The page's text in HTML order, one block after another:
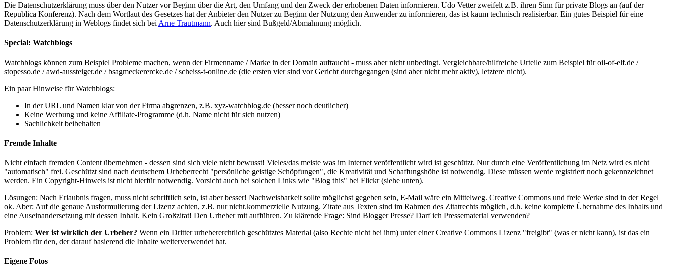
Die Datenschutzerklärung muss über den Nutzer vor Beginn über die Art, den Umfang und den Zweck der erhobenen Daten informieren. Udo Vetter zweifelt z.B. ihren Sinn für private Blogs an (auf der
Republica Konferenz). Nach dem Wortlaut des Gesetzes hat der Anbieter den Nutzer zu Beginn der Nutzung den Anwender zu informieren, das ist kaum technisch realisierbar. Ein gutes Beispiel für eine
Datenschutzerklärung in Weblogs findet sich bei Arne Trautmann. Auch hier sind Bußgeld/Abmahnung möglich.
Special: Watchblogs
Watchblogs können zum Beispiel Probleme machen, wenn der Firmenname / Marke in der Domain auftaucht - muss aber nicht unbedingt. Vergleichbare/hilfreiche Urteile zum Beispiel für oil-of-elf.de /
stopesso.de / awd-aussteiger.de / bsagmeckerercke.de / scheiss-t-online.de (die ersten vier sind vor Gericht durchgegangen (sind aber nicht mehr aktiv), letztere nicht).
Ein paar Hinweise für Watchblogs:
In der URL und Namen klar von der Firma abgrenzen, z.B. xyz-watchblog.de (besser noch deutlicher)
Keine Werbung und keine Affiliate-Programme (d.h. Name nicht für sich nutzen)
Sachlichkeit beibehalten
Fremde Inhalte
Nicht einfach fremden Content übernehmen - dessen sind sich viele nicht bewusst! Vieles/das meiste was im Internet veröffentlicht wird ist geschützt. Nur durch eine Veröffentlichung im Netz wird es nicht
"automatisch" frei. Geschützt sind nach deutschem Urheberrecht "persönliche geistige Schöpfungen", die Kreativität und Schaffungshöhe ist notwendig. Diese müssen werde registriert noch gekennzeichnet
werden. Ein Copyright-Hinweis ist nicht hierfür notwendig. Vorsicht auch bei solchen Links wie "Blog this" bei Flickr (siehe unten).
Lösungen: Nach Erlaubnis fragen, muss nicht schriftlich sein, ist aber besser! Nachweisbarkeit sollte möglichst gegeben sein, E-Mail wäre ein Mittelweg. Creative Commons und freie Werke sind in der Regel
ok. Aber: Auf die genaue Ausformulierung der Lizenz achten, z.B. nur nicht.kommerzielle Nutzung. Zitate aus Texten sind im Rahmen des Zitatrechts möglich, d.h. keine komplette Übernahme des Inhalts und
eine Auseinandersetzung mit dessen Inhalt. Kein Großzitat! Den Urheber mit aufführen. Zu klärende Frage: Sind Blogger Presse? Darf ich Pressematerial verwenden?
Problem: Wer ist wirklich der Urbeher? Wenn ein Dritter urhebererchtlich geschütztes Material (also Rechte nicht bei ihm) unter einer Creative Commons Lizenz "freigibt" (was er nicht kann), ist das ein
Problem für den, der darauf basierend die Inhalte weiterverwendet hat.
Eigene Fotos